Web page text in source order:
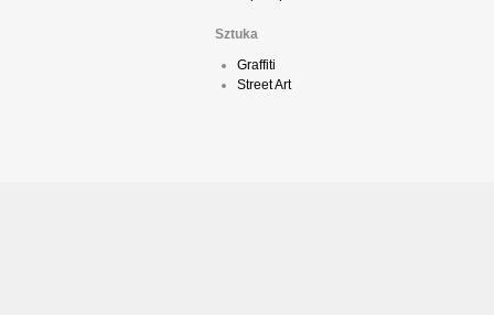
Sztuka
Graffiti
Street Art